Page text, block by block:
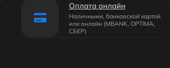
Оплата онлайн
Наличными, банковской картой
или онлайн (MBANK, OPTIMA,
СБЕР)